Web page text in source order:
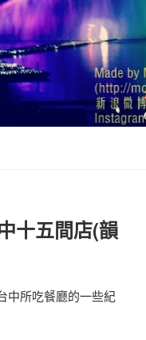
十五間店(韻
中所吃餐廳的一些紀